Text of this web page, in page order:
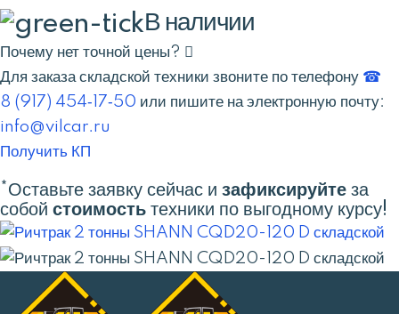
В наличии
Почему нет точной цены?
Для заказа складской техники звоните по телефону ☎
8 (917) 454‑17‑50 или пишите на электронную почту:
info@vilcar.ru
Получить КП
*Оставьте заявку сейчас и зафиксируйте за
собой стоимость техники по выгодному курсу!